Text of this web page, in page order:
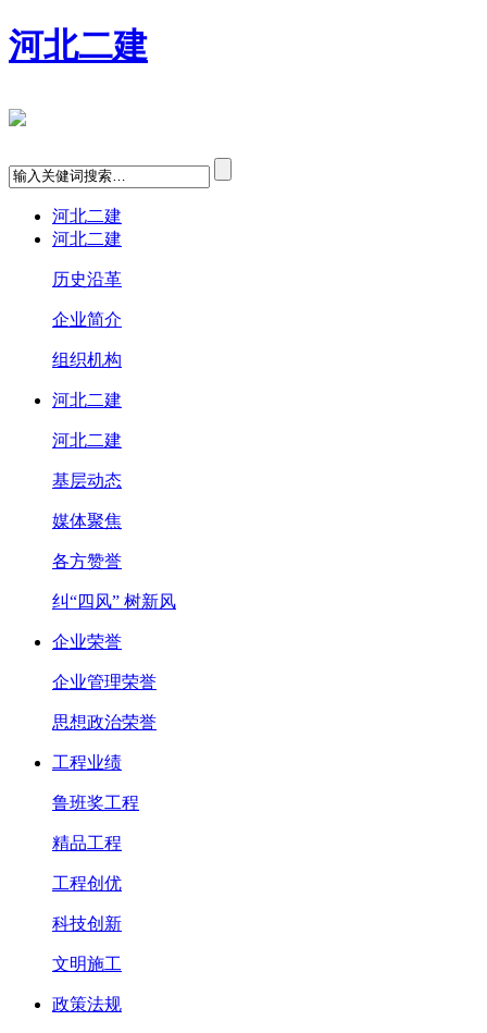
河北二建
河北二建
河北二建
历史沿革
企业简介
组织机构
河北二建
河北二建
基层动态
媒体聚焦
各方赞誉
纠“四风” 树新风
企业荣誉
企业管理荣誉
思想政治荣誉
工程业绩
鲁班奖工程
精品工程
工程创优
科技创新
文明施工
政策法规